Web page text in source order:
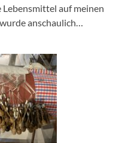
Lebensmittel auf meinen
anschaulich…